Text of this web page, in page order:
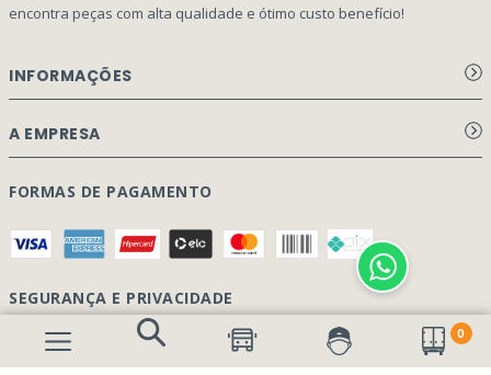
0
encontra peças com alta qualidade e ótimo custo benefício!
INFORMAÇÕES
Aviso de privacidade Dex Peças
Perguntas Frequentes
Formulário Garantia/Devolução
Rastreamento de pedidos
A EMPRESA
Página Principal
Quem Somos
Onde Estamos
Contato
FORMAS DE PAGAMENTO
SEGURANÇA E PRIVACIDADE